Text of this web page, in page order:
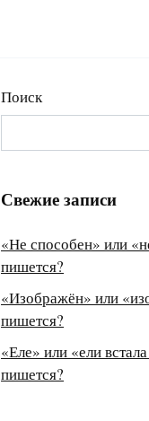
Поиск
Свежие записи
«Не способен» или
пишется?
«Изображён» или
пишется?
«Еле» или «ели
пишется?